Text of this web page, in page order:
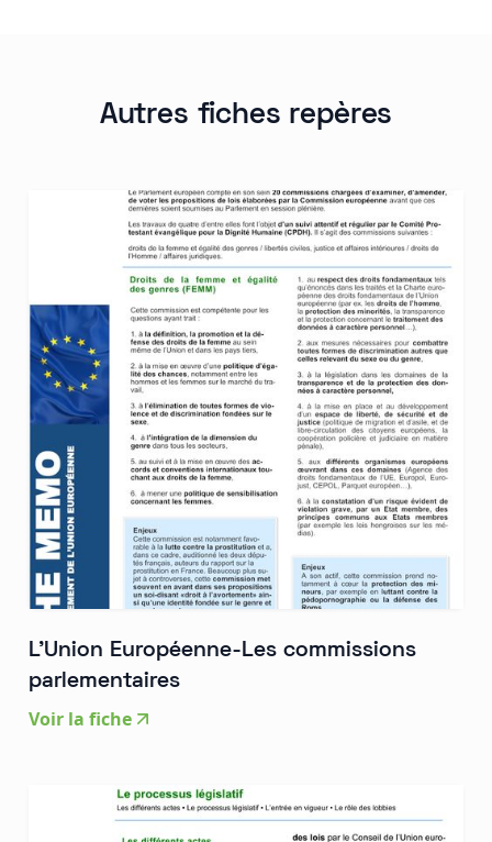
Autres fiches repères
L'Union Européenne-Les commissions
parlementaires
Voir la fiche